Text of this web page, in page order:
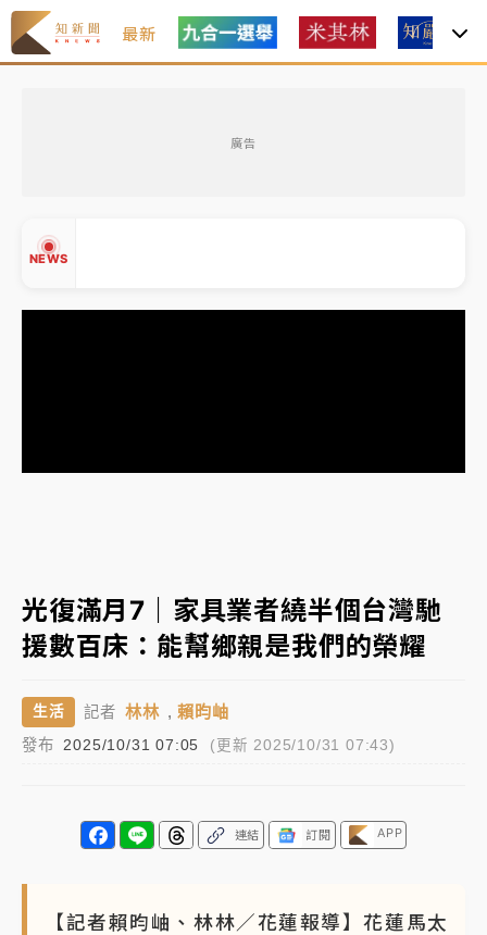
最新
廣告
NEWS
中信慈善基金會想增加董事人數！辜仲諒向法院聲請遭
駁 理由曝光
故宮《龍藏經》特展第2檔！今線上預約開賣一度塞車
雨熱區曝
及載板皆走弱
中信慈善基金會想增加董事人數！辜仲諒向法院聲請遭
故宮《龍藏經》特展第2檔！今線上預約開賣一度塞車
周六起展出延長至晚上7時
光復滿月7｜家具業者繞半個台灣馳
援數百床：能幫鄉親是我們的榮耀
生活 記者 林林 ,賴昀岫
發布 2025/10/31 07:05 (更新 2025/10/31 07:43)
連結 訂閱 APP
【記者賴昀岫、林林／花蓮報導】花蓮馬太